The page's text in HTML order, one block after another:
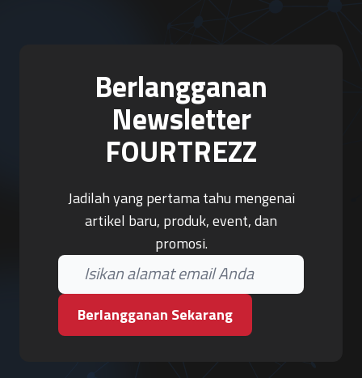
Berlangganan
Newsletter
FOURTREZZ
Jadilah yang pertama tahu mengenai
artikel baru, produk, event, dan
promosi.
Berlangganan Sekarang